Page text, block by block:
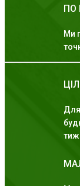
ПО
Ми
Для